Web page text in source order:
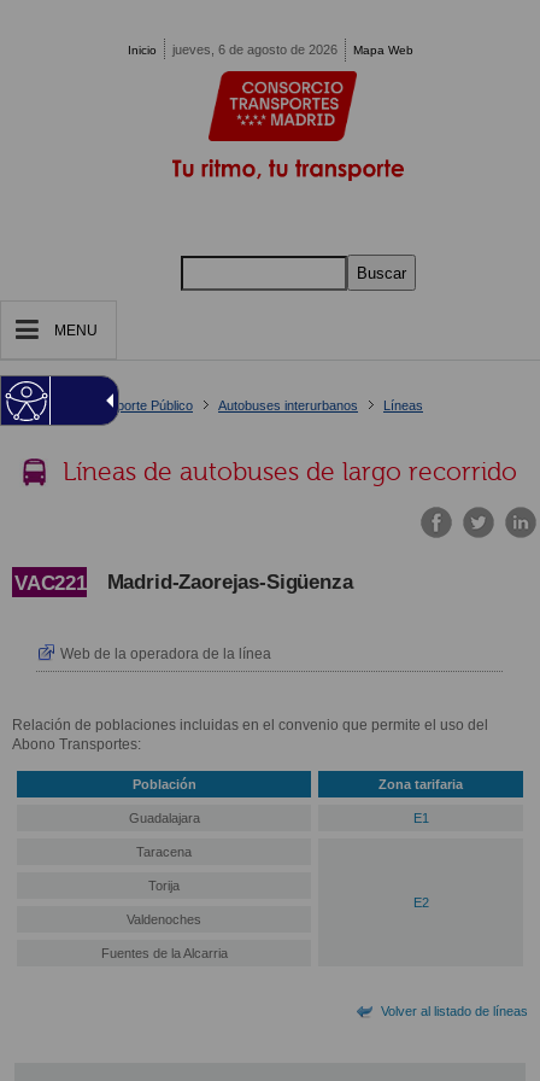
Inicio jueves, 6 de agosto de 2026 Mapa Web
Buscar
MENU
Estás en:
Inicio
Tu Transporte Público Autobuses interurbanos
Líneas
Detalle Línea
Líneas de autobuses de largo recorrido
VAC221 Madrid-Zaorejas-Sigüenza
Web de la operadora de la línea
Relación de poblaciones incluidas en el convenio que permite el uso del
Abono Transportes:
Población Zona tarifaria
Guadalajara E1
Taracena
E2
Torija
Valdenoches
Fuentes de la Alcarria
Volver al listado de líneas